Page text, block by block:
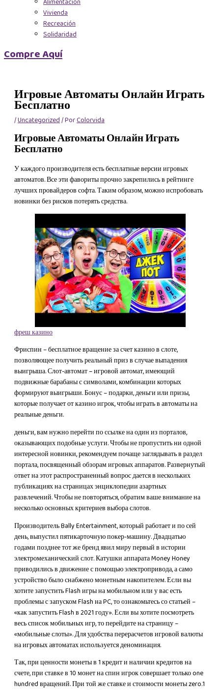
Vivienda
Recreación
Solidaridad
Compre Aquí
Игровые Автоматы Онлайн Играть
Бесплатно
/Uncategorized/ PorColorvida
Игровые Автоматы Онлайн Играть
Бесплатно
У каждого производителя есть бесплатные версии игровых
автоматов. Все эти фавориты прочно закрепились в рейтинге
лучших провайдеров софта. Таким образом, можно испробовать
новинки без рисков потерять средства.
фреш казино
Фриспин – бесплатное вращение за счет казино в слоте,
позволяющее получить реальный приз в случае выпадения
выигрыша. Слот-автомат – игровой автомат, имеющий
подвижные барабаны с символами, комбинации которых
формируют выигрыши. Бонус – подарки, деньги или призы,
которые получает от казино игрок, чтобы играть в автоматы на
реальные деньги.
деньги, вам нужно перейти по ссылке на один из порталов,
оказывающих подобные услуги. Чтобы не пропустить ни одной
интересной новинки, рекомендуем почаще заглядывать в раздел
портала, посвященный обзорам игровых аппаратов. Развернутый
ответ на этот распространенный вопрос дается в нескольких
публикациях на страницах энциклопедии азартных
развлечений. Чтобы не повторяться, обратим ваше внимание на
несколько основных критериев выбора слотов.
Производитель Bally Entertainment, который работает и по сей
день, выпустил пятикарточную покер-машину. Двадцатью
годами позднее тот же бренд явил миру первый в истории
электромеханический слот. Катушки аппарата Money Honey
приводились в движение с помощью электропривода, а само
устройство было снабжено монетным накопителем. Если вы
хотите запустить Flash игры на мобильном или у вас есть
проблемы с запуском Flash на PC, то ознакомьтесь со статьей –
«как запустить Flash в 2021 году». Если вы хотите посмотреть
весь список мобильных игр, то перейдите на страницу –
«мобильные слоты». Для удобства перерасчетов игровой валюты
на игровых автоматах используется деноминация.
Так, при ценности монеты в 1 кредит и наличии кредитов на
счете, при ставке в 10 монет на спин игрок совершает только one
hundred вращений. При той же ставке и стоимости монеты zero.1